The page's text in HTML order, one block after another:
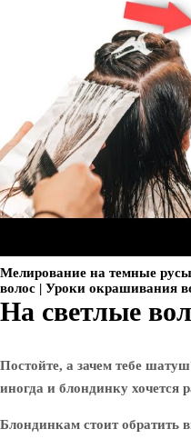
Мелирование на темные
волос | Уроки окрашивания
На светлые
Постойте, а зачем тебе
иногда и блондинку хочется
Блондинкам стоит обратить